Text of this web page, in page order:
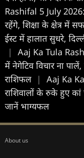
Rashifal 5 July
रहेंगे, शिक्षा के क्षेत्र में
ईस्ट में हालात सुधरे,
|
Aaj Ka Tula
में नेगेटिव विचार ना
राशिफल |
Aaj Ka
राशिवालों के रुके हुए कां
जानें भाग्यफल
About us